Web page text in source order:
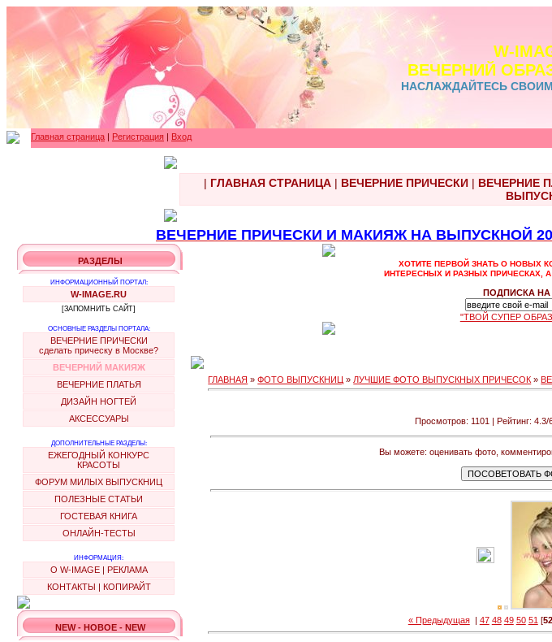
W-
ВЕЧЕРНИЙ
НАСЛАЖДАЙТЕСЬ
Главная страница | Регистрация | Вход
| ГЛАВНАЯ СТРАНИЦА| ВЕЧЕРНИЕ ПРИЧЕСКИ| ВЕЧЕРНИЕ
ВЕЧЕРНИЕ ПРИЧЕСКИ И МАКИЯЖ НА ВЫПУСКНОЙ
РАЗДЕЛЫ
ИНФОРМАЦИОННЫЙ ПОРТАЛ:
W-IMAGE.RU
[ЗАПОМНИТЬ САЙТ]
ОСНОВНЫЕ РАЗДЕЛЫ ПОРТАЛА:
ВЕЧЕРНИЕ ПРИЧЕСКИ
сделать прическу в Москве?
ВЕЧЕРНИЙ МАКИЯЖ
ВЕЧЕРНИЕ ПЛАТЬЯ
ДИЗАЙН НОГТЕЙ
АКСЕССУАРЫ
ДОПОЛНИТЕЛЬНЫЕ РАЗДЕЛЫ:
ЕЖЕГОДНЫЙ КОНКУРС
КРАСОТЫ
ФОРУМ МИЛЫХ ВЫПУСКНИЦ
ПОЛЕЗНЫЕ СТАТЬИ
ГОСТЕВАЯ КНИГА
ОНЛАЙН-ТЕСТЫ
ИНФОРМАЦИЯ:
О W-IMAGE| РЕКЛАМА
КОНТАКТЫ | КОПИРАЙТ
NEW - НОВОЕ - NEW
ХОТИТЕ ПЕРВОЙ ЗНАТЬ О НОВЫХ
ИНТЕРЕСНЫХ И РАЗНЫХ ПРИЧЕСКАХ,
ПОДПИСКА
"ТВОЙ СУПЕР
ГЛАВНАЯ »ФОТО ВЫПУСКНИЦ » ЛУЧШИЕ ФОТО ВЫПУСКНЫХ ПРИЧЕСОК »
Просмотров: 1101 | Рейтинг: 4.3/
Вы можете: оценивать фото,
« Предыдущая| 47 48 49 50 51 [52